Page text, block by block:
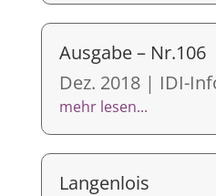
Ausgabe – Nr.106
Dez. 2018| IDI-
mehr lesen...
Langenlois